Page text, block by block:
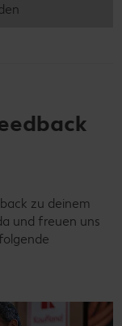
zu deinem
und freuen uns